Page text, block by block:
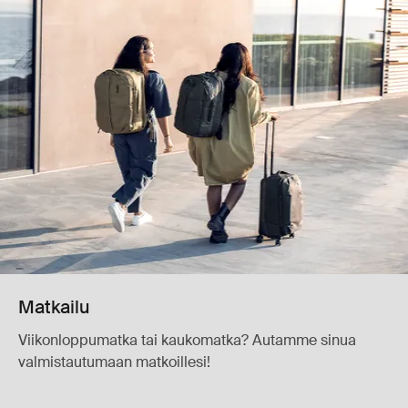
Matkailu
Viikonloppumatka tai kaukomatka? Autamme sinua
valmistautumaan matkoillesi!